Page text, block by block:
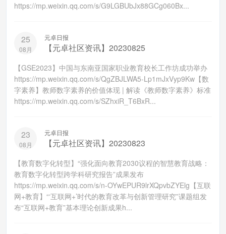
https://mp.weixin.qq.com/s/G9LGBUbJx88GCg060Bx...
25
08月
元卓日报
【元卓社区资讯】20230825
【GSE2023】中国与东南亚国家职业教育校长工作坊成功举办
https://mp.weixin.qq.com/s/QgZBJLWA5-Lp1mJxVyp9Kw【数
字素养】教师数字素养的价值体现 | 解读《教师数字素养》标准
https://mp.weixin.qq.com/s/SZhxiR_T6BxR...
23
08月
元卓日报
【元卓社区资讯】20230823
【教育数字化转型】“强化面向教育2030议程的智慧教育战略：
教育数字化转型跨学科研究报告”成果发布
https://mp.weixin.qq.com/s/n-OYwEPUR9lrXQpvbZYElg【互联
网+教育】“‘互联网+’时代的教育改革与创新管理研究”课题组发
布“互联网+教育”基本理论创新成果h...